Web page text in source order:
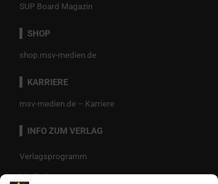
SUP Board Magazin
SHOP
shop.msv-medien.de
KARRIERE
msv-medien.de – Karriere
INFO ZUM VERLAG
Verlagsprogramm
Mediadaten